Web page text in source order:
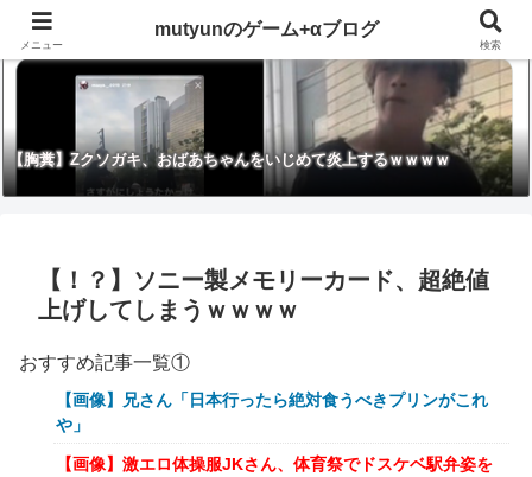
【胸糞】Zクソガキ、おばあちゃんをいじめて炎上するｗｗｗｗ
【！？】ソニー製メモリーカード、超絶値
上げしてしまうｗｗｗｗ
おすすめ記事一覧①
【画像】兄さん「日本行ったら絶対食うべきプリンがこれ
や」
【画像】激エロ体操服JKさん、体育祭でドスケベ駅弁姿を
メニュー
mutyunのゲーム+αブログ
検索